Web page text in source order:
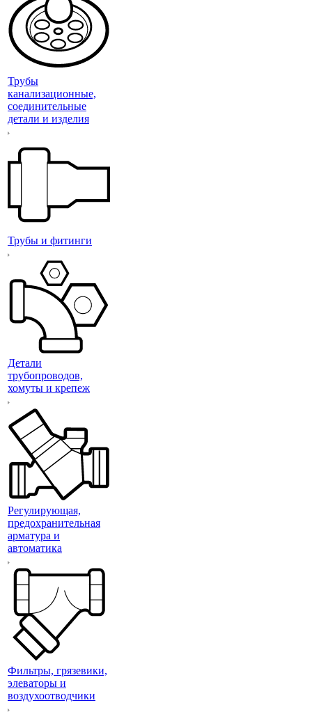
Трубы
канализационные,
соединительные
детали и изделия
Трубы и фитинги
Детали
трубопроводов,
хомуты и крепеж
Регулирующая,
предохранительная
арматура и
автоматика
Фильтры, грязевики,
элеваторы и
воздухоотводчики